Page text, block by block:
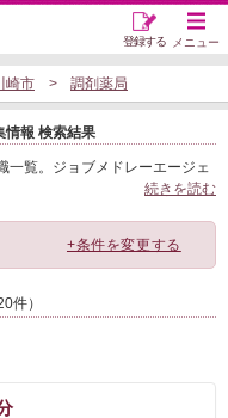
メニュー
登録する
崎市 調剤薬局
情報 検索結果
一覧。ジョブメドレーエージェ
続きを読む
+条件を変更する
件）